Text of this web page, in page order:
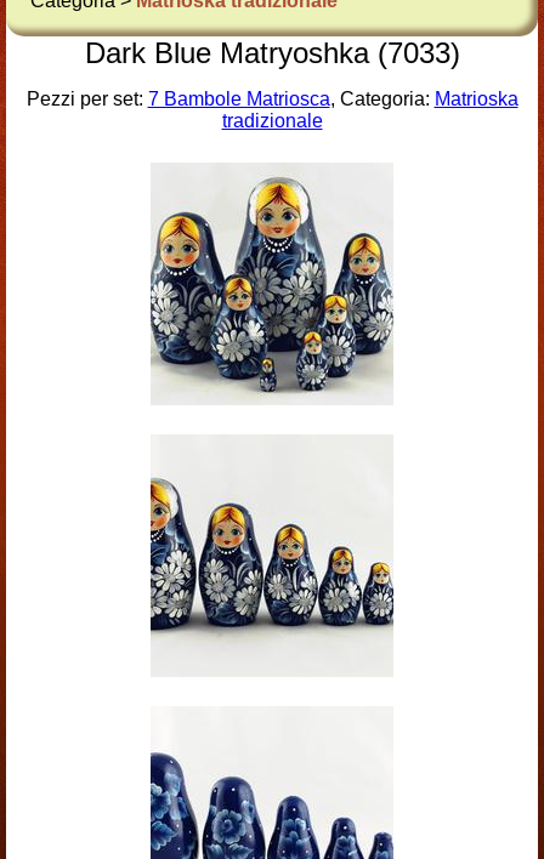
Dark Blue Matryoshka (7033)
Pezzi per set: 7 Bambole Matriosca, Categoria: Matrioska
tradizionale